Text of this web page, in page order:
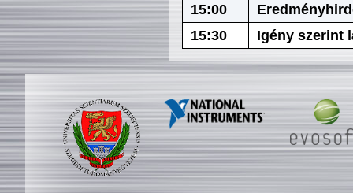
15:00
15:30
Igény szerint